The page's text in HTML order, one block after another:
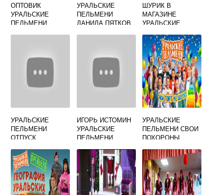
ОПТОВИК
УРАЛЬСКИЕ
ПЕЛЬМЕНИ
УРАЛЬСКИЕ
ПЕЛЬМЕНИ
ДАНИЛА ПЯТКОВ
ШУРИК В
МАГАЗИНЕ
УРАЛЬСКИЕ
УРАЛЬСКИЕ
ПЕЛЬМЕНИ
ОТПУСК
ИГОРЬ ИСТОМИН
УРАЛЬСКИЕ
ПЕЛЬМЕНИ
УРАЛЬСКИЕ
ПЕЛЬМЕНИ СВОИ
ПОХОРОНЫ